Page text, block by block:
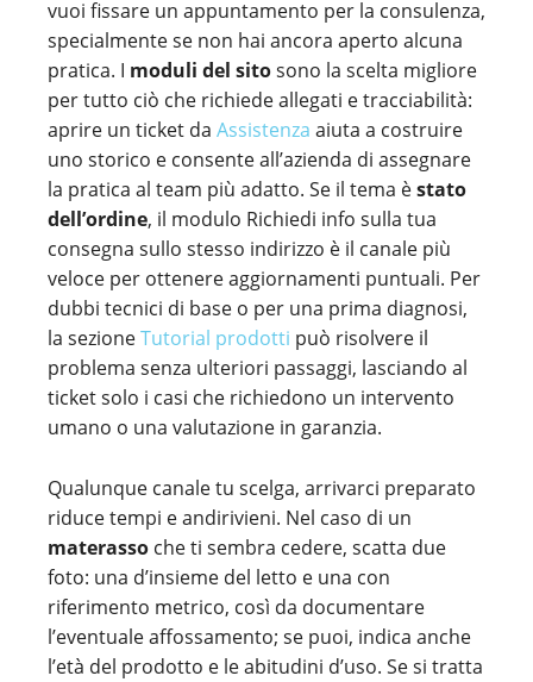
vuoi fissare un appuntamento per la consulenza,
specialmente se non hai ancora aperto alcuna
pratica. I moduli del sitosono la scelta migliore
per tutto ciò che richiede allegati e tracciabilità:
aprire un ticket da Assistenza aiuta a costruire
uno storico e consente all’azienda di assegnare
la pratica al team più adatto. Se il tema èstato
dell’ordine, il modulo Richiedi info sulla tua
consegna sullo stesso indirizzo è il canale più
veloce per ottenere aggiornamenti puntuali. Per
dubbi tecnici di base o per una prima diagnosi,
la sezioneTutorial prodotti può risolvere il
problema senza ulteriori passaggi, lasciando al
ticket solo i casi che richiedono un intervento
umano o una valutazione in garanzia.
Qualunque canale tu scelga, arrivarci preparato
riduce tempi e andirivieni. Nel caso di un
materasso che ti sembra cedere, scatta due
foto: una d’insieme del letto e una con
riferimento metrico, così da documentare
l’eventuale affossamento; se puoi, indica anche
l’età del prodotto e le abitudini d’uso. Se si tratta